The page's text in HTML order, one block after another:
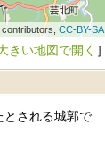
CC-BY-SA
きい地図で開く ］
される城郭で